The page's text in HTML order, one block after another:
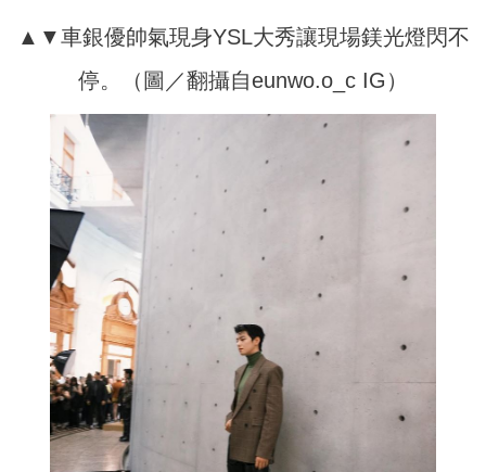
▲▼車銀優帥氣現身YSL大秀讓現場鎂光燈閃不
停。（圖／翻攝自eunwo.o_c IG）